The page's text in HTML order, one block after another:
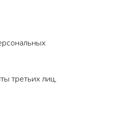
третьих лиц,